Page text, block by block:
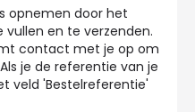
opnemen door het
en te verzenden.
contact met je op om
je de referentie van je
veld 'Bestelreferentie'